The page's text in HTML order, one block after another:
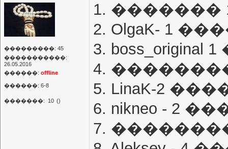
���������: 45
�����������:
26.05.2016
������: offline
������: 6-8
�������: 10 ()
1. �������
2. OlgaK- 1
3.
4.
5. LinaK-2
6. nikneo - 2
7.